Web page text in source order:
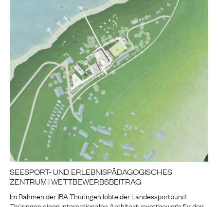
SEESPORT- UND ERLEBNISPÄDAGOGISCHES
ZENTRUM | WETTBEWERBSBEITRAG
Im Rahmen der IBA Thüringen lobte der Landessportbund